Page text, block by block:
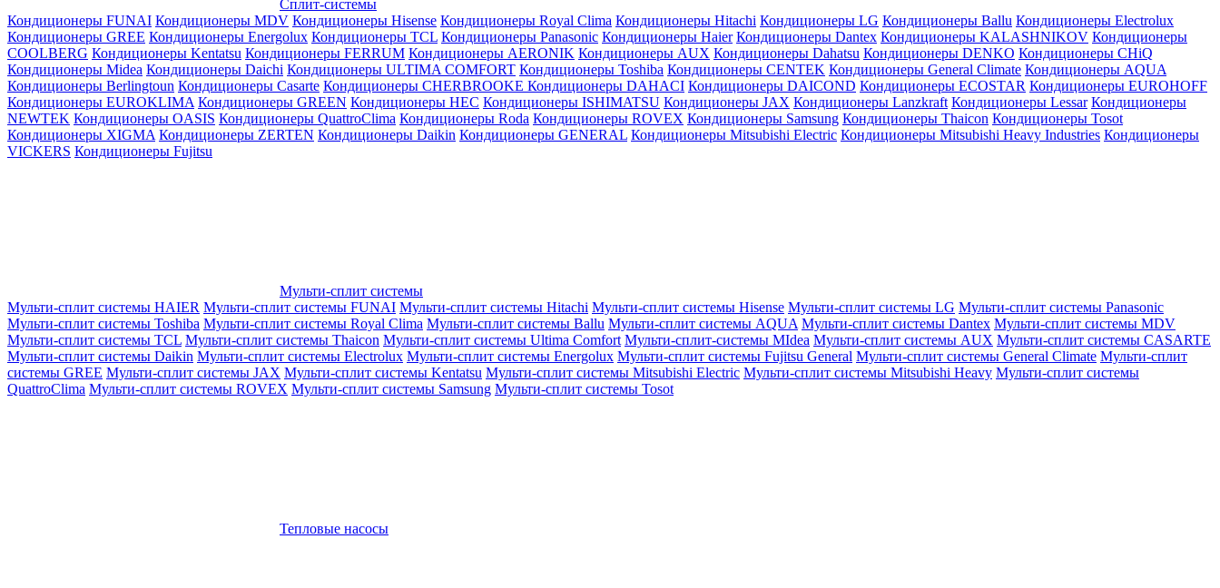
Сплит-системы
Кондиционеры FUNAI Кондиционеры MDV Кондиционеры Hisense Кондиционеры Royal Clima Кондиционеры Hitachi Кондиционеры LG Кондиционеры Ballu Кондиционеры Electrolux
Кондиционеры GREE Кондиционеры Energolux Кондиционеры TCL Кондиционеры Panasonic Кондиционеры Haier Кондиционеры Dantex Кондиционеры KALASHNIKOV Кондиционеры
СOOLBERG Кондиционеры Kentatsu Кондиционеры FERRUM Кондиционеры AERONIK Кондиционеры AUX Кондиционеры Dahatsu Кондиционеры DENKO Кондиционеры CHiQ
Кондиционеры Midea Кондиционеры Daichi Кондиционеры ULTIMA COMFORT Кондиционеры Toshiba Кондиционеры CENTEK Кондиционеры General Climate Кондиционеры AQUA
Кондиционеры Berlingtoun Кондиционеры Casarte Кондиционеры CHERBROOKE Кондиционеры DAHACI Кондиционеры DAICOND Кондиционеры ECOSTAR Кондиционеры EUROHOFF
Кондиционеры EUROKLIMA Кондиционеры GREEN Кондиционеры HEC Кондиционеры ISHIMATSU Кондиционеры JAX Кондиционеры Lanzkraft Кондиционеры Lessar Кондиционеры
NEWTEK Кондиционеры OASIS Кондиционеры QuattroClima Кондиционеры Roda Кондиционеры ROVEX Кондиционеры Samsung Кондиционеры Thaicon Кондиционеры Tosot
Кондиционеры XIGMA Кондиционеры ZERTEN Кондиционеры Daikin Кондиционеры GENERAL Кондиционеры Mitsubishi Electric Кондиционеры Mitsubishi Heavy Industries Кондиционеры
VICKERS Кондиционеры Fujitsu
Мульти-сплит системы
Мульти-сплит системы HAIER Мульти-сплит системы FUNAI Мульти-сплит системы Hitachi Мульти-сплит системы Hisense Мульти-сплит системы LG Мульти-сплит системы Panasonic
Мульти-сплит системы Toshiba Мульти-сплит системы Royal Clima Мульти-сплит системы Ballu Мульти-сплит системы AQUA Мульти-сплит системы Dantex Мульти-сплит системы MDV
Мульти-сплит системы TCL Мульти-сплит системы Thaicon Мульти-сплит системы Ultima Comfort Мульти-сплит-системы MIdea Мульти-сплит системы AUX Мульти-сплит системы CASARTE
Мульти-сплит системы Daikin Мульти-сплит системы Electrolux Мульти-сплит системы Energolux Мульти-сплит системы Fujitsu General Мульти-сплит системы General Climate Мульти-сплит
системы GREE Мульти-сплит системы JAX Мульти-сплит системы Kentatsu Мульти-сплит системы Mitsubishi Electric Мульти-сплит системы Mitsubishi Heavy Мульти-сплит системы
QuattroClima Мульти-сплит системы ROVEX Мульти-сплит системы Samsung Мульти-сплит системы Tosot
Тепловые насосы